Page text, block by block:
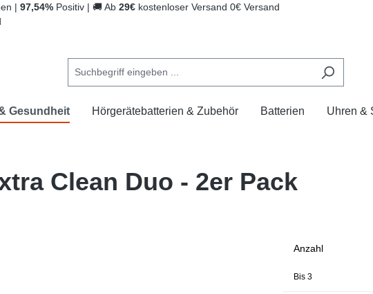
| 97,54% Positiv | 🚚 Ab 29€ kostenloser Versand 0€ Versand
Gesundheit Hörgerätebatterien & Zubehör Batterien Uhren &
Clean Duo - 2er Pack
Anzahl
Bis 3